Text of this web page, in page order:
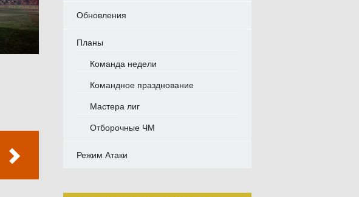
Обновления
Планы
Команда недели
Командное празднование
Мастера лиг
Отборочные ЧМ
Режим Атаки